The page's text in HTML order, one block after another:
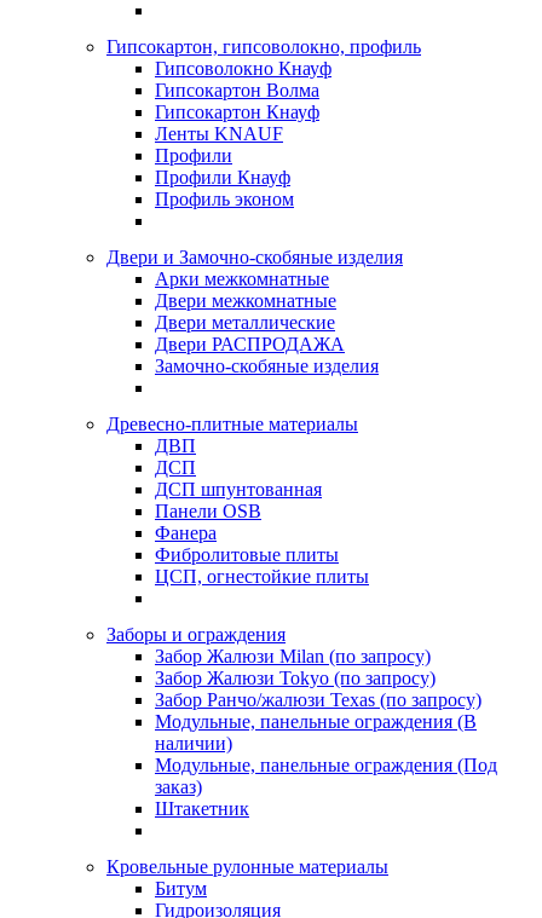
Гипсокартон, гипсоволокно, профиль
Гипсоволокно Кнауф
Гипсокартон Волма
Гипсокартон Кнауф
Ленты KNAUF
Профили
Профили Кнауф
Профиль эконом
Двери и Замочно-скобяные изделия
Арки межкомнатные
Двери межкомнатные
Двери металлические
Двери РАСПРОДАЖА
Замочно-скобяные изделия
Древесно-плитные материалы
ДВП
ДСП
ДСП шпунтованная
Панели OSB
Фанера
Фибролитовые плиты
ЦСП, огнестойкие плиты
Заборы и ограждения
Забор Жалюзи Milan (по запросу)
Забор Жалюзи Tokyo (по запросу)
Забор Ранчо/жалюзи Texas (по запросу)
Модульные, панельные ограждения (В
наличии)
Модульные, панельные ограждения (Под
заказ)
Штакетник
Кровельные рулонные материалы
Битум
Гидроизоляция